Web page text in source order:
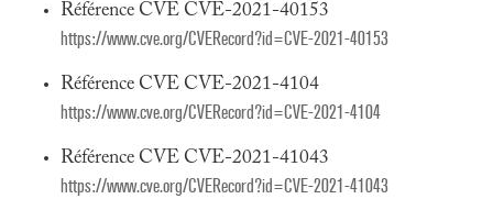
Référence CVE CVE-2021-40153
https://www.cve.org/CVERecord?id=CVE-2021-40153
Référence CVE CVE-2021-4104
https://www.cve.org/CVERecord?id=CVE-2021-4104
Référence CVE CVE-2021-41043
https://www.cve.org/CVERecord?id=CVE-2021-41043